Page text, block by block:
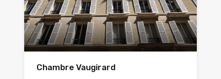
Chambre Vaugirard